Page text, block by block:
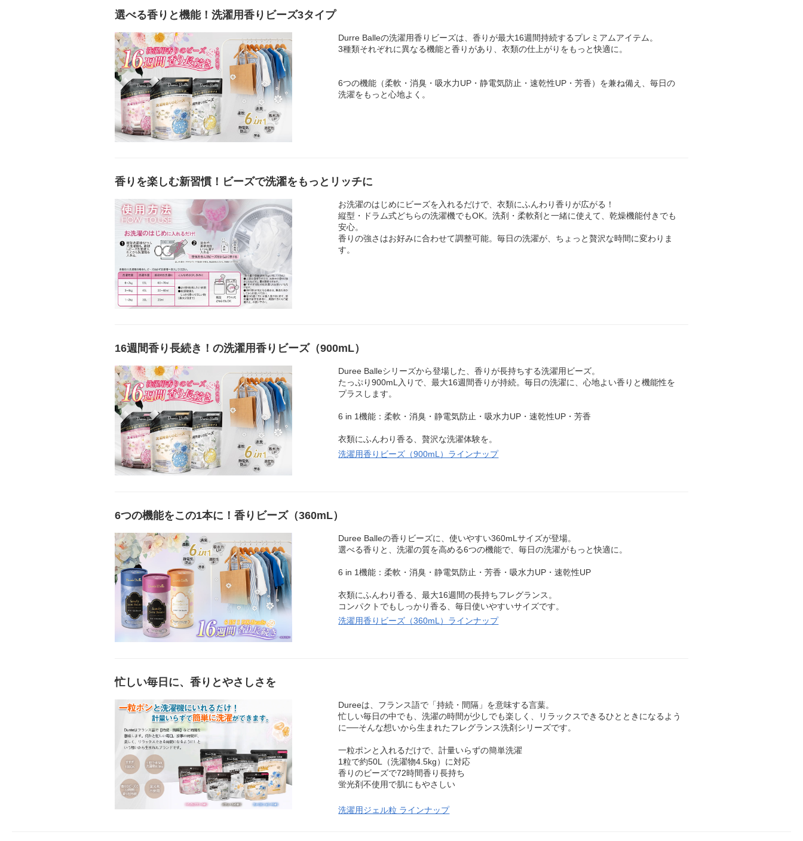
選べる香りと機能！洗濯用香りビーズ3タイプ
Durre Balleの洗濯用香りビーズは、香りが最大16週間持続するプレミアムアイテム。
3種類それぞれに異なる機能と香りがあり、衣類の仕上がりをもっと快適に。
6つの機能（柔軟・消臭・吸水力UP・静電気防止・速乾性UP・芳香）を兼ね備え、毎日の
洗濯をもっと心地よく。
香りを楽しむ新習慣！ビーズで洗濯をもっとリッチに
お洗濯のはじめにビーズを入れるだけで、衣類にふんわり香りが広がる！
縦型・ドラム式どちらの洗濯機でもOK。洗剤・柔軟剤と一緒に使えて、乾燥機能付きでも
安心。
香りの強さはお好みに合わせて調整可能。毎日の洗濯が、ちょっと贅沢な時間に変わりま
す。
16週間香り長続き！の洗濯用香りビーズ（900mL）
Duree Balleシリーズから登場した、香りが長持ちする洗濯用ビーズ。
たっぷり900mL入りで、最大16週間香りが持続。毎日の洗濯に、心地よい香りと機能性を
プラスします。
6 in 1機能：柔軟・消臭・静電気防止・吸水力UP・速乾性UP・芳香
衣類にふんわり香る、贅沢な洗濯体験を。
洗濯用香りビーズ（900mL）ラインナップ
6つの機能をこの1本に！香りビーズ（360mL）
Duree Balleの香りビーズに、使いやすい360mLサイズが登場。
選べる香りと、洗濯の質を高める6つの機能で、毎日の洗濯がもっと快適に。
6 in 1機能：柔軟・消臭・静電気防止・芳香・吸水力UP・速乾性UP
衣類にふんわり香る、最大16週間の長持ちフレグランス。
コンパクトでもしっかり香る、毎日使いやすいサイズです。
洗濯用香りビーズ（360mL）ラインナップ
忙しい毎日に、香りとやさしさを
Dureeは、フランス語で「持続・間隔」を意味する言葉。
忙しい毎日の中でも、洗濯の時間が少しでも楽しく、リラックスできるひとときになるよう
に──そんな想いから生まれたフレグランス洗剤シリーズです。
一粒ポンと入れるだけで、計量いらずの簡単洗濯
1粒で約50L（洗濯物4.5kg）に対応
香りのビーズで72時間香り長持ち
蛍光剤不使用で肌にもやさしい
洗濯用ジェル粒 ラインナップ